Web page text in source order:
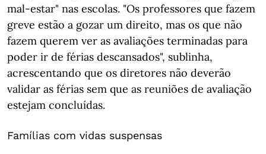
mal-estar" nas escolas. "Os professores que fazem
greve estão a gozar um direito, mas os que não
fazem querem ver as avaliações terminadas para
poder ir de férias descansados", sublinha,
acrescentando que os diretores não deverão
validar as férias sem que as reuniões de avaliação
estejam concluídas.
Famílias com vidas suspensas